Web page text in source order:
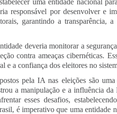
uma entidade nacional
responsável por desenvolver e
garantindo a transparência,
deveria monitorar a
contra ameaças cibernéticas.
e a confiança dos eleitores no
pela IA nas eleições são
a manipulação e a influência
esses desafios,
é imperativo que uma entidade